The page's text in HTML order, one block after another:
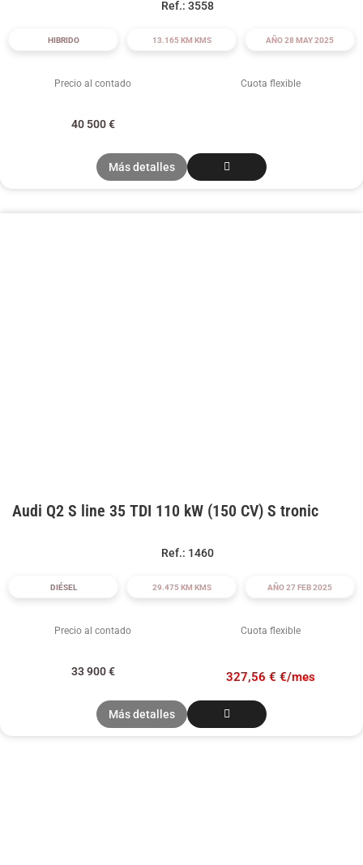
Ref.: 3558
HIBRIDO 13.165 KM KMS AÑO 28 MAY 2025
Precio al contado Cuota flexible
40 500€
Más detalles
Audi Q2 S line 35 TDI 110 kW (150 CV) S tronic
Ref.: 1460
DIÉSEL 29.475 KM KMS AÑO 27 FEB 2025
Precio al contado Cuota flexible
33 900€ 327,56 € €/mes
Más detalles